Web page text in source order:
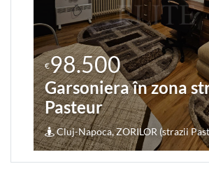
€98.500
Garsoniera în zona
Pasteur
Cluj-Napoca, ZORILOR (strazii